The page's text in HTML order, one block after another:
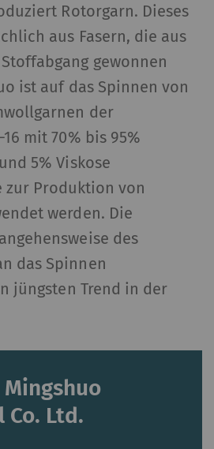
Rotorgarn. Dieses
aus Fasern, die aus
gewonnen
ist auf das Spinnen von
der
mit 70% bis 95%
5% Viskose
zur Produktion von
werden. Die
des
das Spinnen
jüngsten Trend in der
Ltd.
Browser
Ihre IP-
Server
wenn Sie
aktivieren.
hat keine
über diese
finden
Google unter
Richtlinie